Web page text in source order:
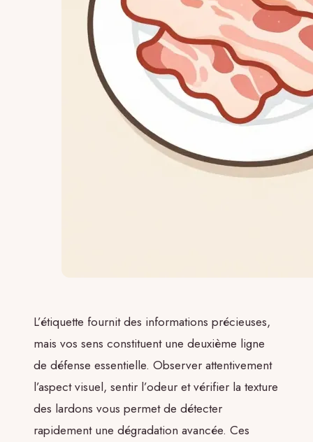
L’étiquette fournit des informations précieuses,
mais vos sens constituent une deuxième ligne
de défense essentielle. Observer attentivement
l’aspect visuel, sentir l’odeur et vérifier la texture
des lardons vous permet de détecter
rapidement une dégradation avancée. Ces